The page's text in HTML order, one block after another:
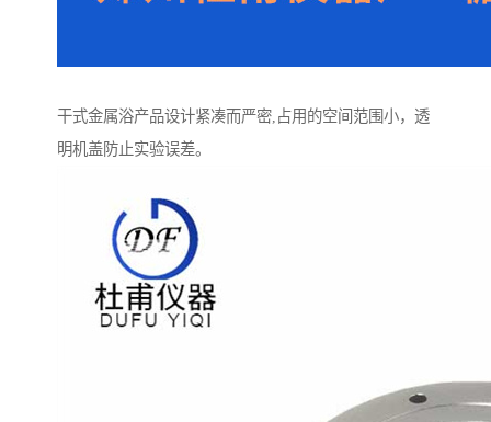
干式金属浴产品设计紧凑而严密,占用的空间范围小，透
明机盖防止实验误差。